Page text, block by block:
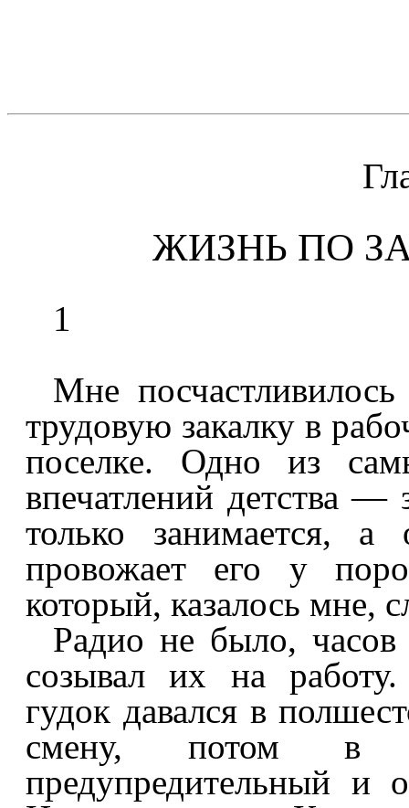
ЖИЗНЬ ПО
1
Мне
трудовую закалку в
поселке. Одно из
впечатлений детства —
только занимается,
провожает его у
который, казалось мне,
Радио не было,
созывал их на
гудок давался в
смену, потом в
предупредительный